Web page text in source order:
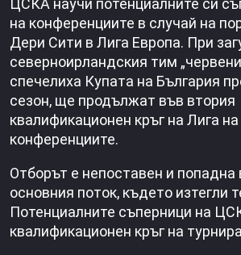
на конференциите в случай на
Дери Сити в Лига Европа. При
северноирландския тим
спечелиха Купата на България
сезон, ще продължат във втория
квалификационен кръг на Лига на
конференциите.
Отборът е непоставен и попадна
основния поток, където изтегли
Потенциалните съперници на
квалификационен кръг на